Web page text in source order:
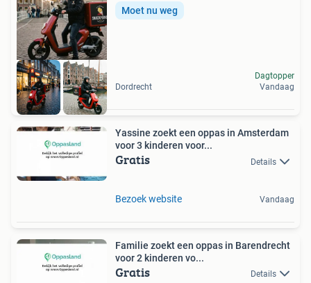
Moet nu weg
Dordrecht
Dagtopper
Vandaag
Yassine zoekt een oppas in Amsterdam
voor 3 kinderen voor...
Gratis Details
Bezoek website Vandaag
Familie zoekt een oppas in Barendrecht
voor 2 kinderen vo...
Gratis Details